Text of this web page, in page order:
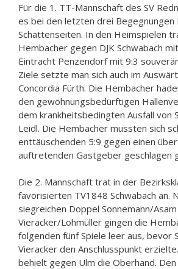
Für die 1. TT-Mannschaft des SV
es bei den letzten drei Begegnungen
Schattenseiten. In den Heimspielen
Hembacher gegen DJK Schwabach
Eintracht Penzendorf mit 9:3
Ziele setzte man sich auch im
Concordia Fürth. Die Hembacher
den gewöhnungsbedürftigen
dem krankheitsbedingten Ausfall von
Leidl. Die Hembacher mussten sich
enttäuschenden 5:9 gegen einen
auftretenden Gastgeber geschlagen
Die 2. Mannschaft trat in der
favorisierten TV1848 Schwabach an.
siegreichen Doppel Sonnemann/
Vieracker/Lohmüller gingen die
folgenden fünf Spiele leer aus, bevor
Vieracker den Anschlusspunkt
behielt gegen Ulm die Oberhand. Den